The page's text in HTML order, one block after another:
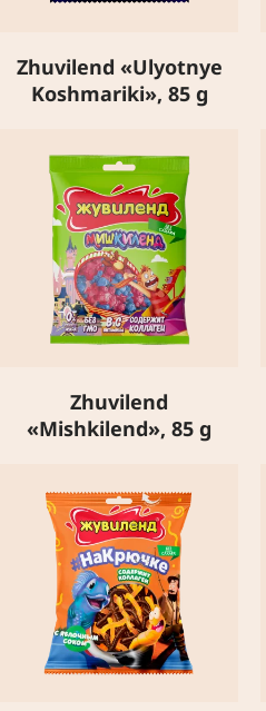
Zhuvilend «Ulyotnye
Koshmariki», 85 g
Zhuvilend
«Mishkilend», 85 g